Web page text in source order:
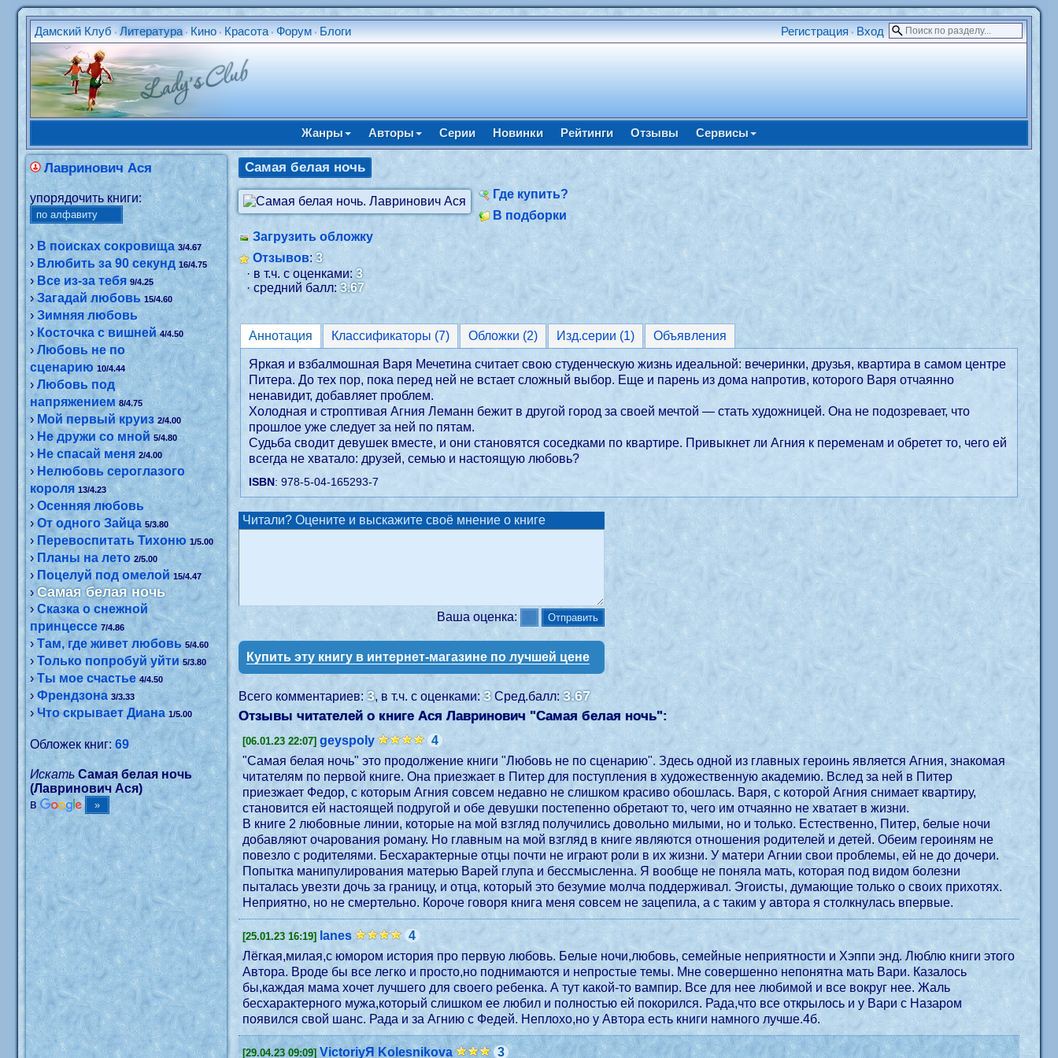
Дамский Клуб •Литература • Кино • Красота •Форум • Блоги Регистрация • Вход
Жанры Авторы Серии Новинки Рейтинги Отзывы Сервисы
Лавринович Ася
упорядочить книги:
›В поисках сокровища 3/4.67
›Влюбить за 90 секунд 16/4.75
›Все из-за тебя 9/4.25
›Загадай любовь 15/4.60
›Зимняя любовь
›Косточка с вишней 4/4.50
›Любовь не по
сценарию 10/4.44
›Любовь под
напряжением 8/4.75
›Мой первый круиз 2/4.00
›Не дружи со мной 5/4.80
›Не спасай меня 2/4.00
›Нелюбовь сероглазого
короля 13/4.23
›Осенняя любовь
›От одного Зайца 5/3.80
› Перевоспитать Тихоню 1/5.00
›Планы на лето 2/5.00
›Поцелуй под омелой 15/4.47
›Самая белая ночь
›Сказка о снежной
принцессе 7/4.86
›Там, где живет любовь 5/4.60
›Только попробуй уйти 5/3.80
›Ты мое счастье 4/4.50
›Френдзона 3/3.33
›Что скрывает Диана 1/5.00
Обложек книг:69
Искать Самая белая ночь
(Лавринович Ася)
в
Самая белая ночь
Где купить?
В подборки
Загрузить обложку
Отзывов:3
· в т.ч. с оценками:3
· средний балл:3.67
Аннотация Классификаторы (7) Обложки (2) Изд.серии (1) Объявления
Яркая и взбалмошная Варя Мечетина считает свою студенческую жизнь идеальной: вечеринки, друзья, квартира в самом центре
Питера. До тех пор, пока перед ней не встает сложный выбор. Еще и парень из дома напротив, которого Варя отчаянно
ненавидит, добавляет проблем.
Холодная и строптивая Агния Леманн бежит в другой город за своей мечтой — стать художницей. Она не подозревает, что
прошлое уже следует за ней по пятам.
Судьба сводит девушек вместе, и они становятся соседками по квартире. Привыкнет ли Агния к переменам и обретет то, чего ей
всегда не хватало: друзей, семью и настоящую любовь?
ISBN: 978-5-04-165293-7
Читали? Оцените и выскажите своё мнение о книге
Ваша оценка:
Купить эту книгу в интернет-магазине по лучшей цене
Всего комментариев:3, в т.ч. с оценками:3Сред.балл:3.67
Отзывы читателей о книге Ася Лавринович "Самая белая ночь":
[06.01.23 22:07] geyspoly
4
"Самая белая ночь" это продолжение книги "Любовь не по сценарию". Здесь одной из главных героинь является Агния, знакомая
читателям по первой книге. Она приезжает в Питер для поступления в художественную академию. Вслед за ней в Питер
приезжает Федор, с которым Агния совсем недавно не слишком красиво обошлась. Варя, с которой Агния снимает квартиру,
становится ей настоящей подругой и обе девушки постепенно обретают то, чего им отчаянно не хватает в жизни.
В книге 2 любовные линии, которые на мой взгляд получились довольно милыми, но и только. Естественно, Питер, белые ночи
добавляют очарования роману. Но главным на мой взгляд в книге являются отношения родителей и детей. Обеим героиням не
повезло с родителями. Бесхарактерные отцы почти не играют роли в их жизни. У матери Агнии свои проблемы, ей не до дочери.
Попытка манипулирования матерью Варей глупа и бессмысленна. Я вообще не поняла мать, которая под видом болезни
пыталась увезти дочь за границу, и отца, который это безумие молча поддерживал. Эгоисты, думающие только о своих прихотях.
Неприятно, но не смертельно. Короче говоря книга меня совсем не зацепила, а с таким у автора я столкнулась впервые.
[25.01.23 16:19] lanes
4
Лёгкая,милая,с юмором история про первую любовь. Белые ночи,любовь, семейные неприятности и Хэппи энд. Люблю книги этого
Автора. Вроде бы все легко и просто,но поднимаются и непростые темы. Мне совершенно непонятна мать Вари. Казалось
бы,каждая мама хочет лучшего для своего ребенка. А тут какой-то вампир. Все для нее любимой и все вокруг нее. Жаль
бесхарактерного мужа,который слишком ее любил и полностью ей покорился. Рада,что все открылось и у Вари с Назаром
появился свой шанс. Рада и за Агнию с Федей. Неплохо,но у Автора есть книги намного лучше.4б.
[29.04.23 09:09] VictoriyЯ Kolesnikova 3